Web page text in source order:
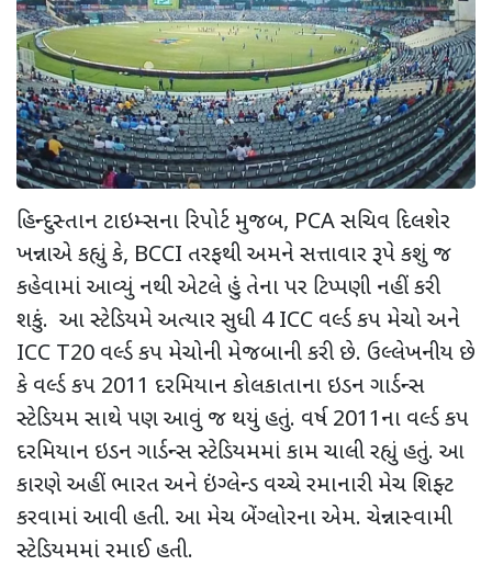
હિન્દુસ્તાન ટાઇમ્સના રિપોર્ટ મુજબ, PCA સચિવ દિલશેર
ખન્નાએ કહ્યું કે, BCCI તરફથી અમને સત્તાવાર રૂપે કશું જ
કહેવામાં આવ્યું નથી એટલે હું તેના પર ટિપ્પણી નહીં કરી
શકું. આ સ્ટેડિયમે અત્યાર સુધી 4 ICC વર્લ્ડ કપ મેચો અને
ICC T20 વર્લ્ડ કપ મેચોની મેજબાની કરી છે. ઉલ્લેખનીય છે
કે વર્લ્ડ કપ 2011 દરમિયાન કોલકાતાના ઇડન ગાર્ડન્સ
સ્ટેડિયમ સાથે પણ આવું જ થયું હતું. વર્ષ 2011ના વર્લ્ડ કપ
દરમિયાન ઇડન ગાર્ડન્સ સ્ટેડિયમમાં કામ ચાલી રહ્યું હતું. આ
કારણે અહીં ભારત અને ઇંગ્લેન્ડ વચ્ચે રમાનારી મેચ શિફ્ટ
કરવામાં આવી હતી. આ મેચ બેંગ્લોરના એમ. ચેન્નાસ્વામી
સ્ટેડિયમમાં રમાઈ હતી.